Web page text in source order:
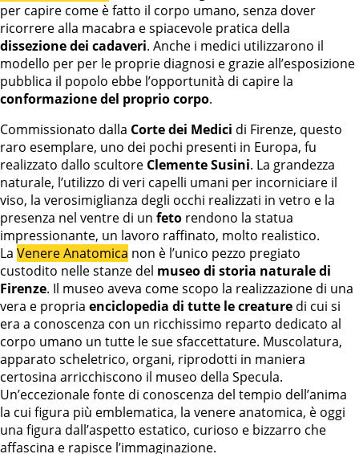
per capire come è fatto il corpo umano, senza dover
ricorrere alla macabra e spiacevole pratica della
dissezione dei cadaveri. Anche i medici utilizzarono il
modello per per le proprie diagnosi e grazie all’esposizione
pubblica il popolo ebbe l’opportunità di capire la
conformazione del proprio corpo.
Commissionato dalla Corte dei Medici di Firenze, questo
raro esemplare, uno dei pochi presenti in Europa, fu
realizzato dallo scultore Clemente Susini. La grandezza
naturale, l’utilizzo di veri capelli umani per incorniciare il
viso, la verosimiglianza degli occhi realizzati in vetro e la
presenza nel ventre di un feto rendono la statua
impressionante, un lavoro raffinato, molto realistico.
La Venere Anatomica non è l’unico pezzo pregiato
custodito nelle stanze del museo di storia naturale di
Firenze. Il museo aveva come scopo la realizzazione di una
vera e propria enciclopedia di tutte le creature di cui si
era a conoscenza con un ricchissimo reparto dedicato al
corpo umano un tutte le sue sfaccettature. Muscolatura,
apparato scheletrico, organi, riprodotti in maniera
certosina arricchiscono il museo della Specula.
Un’eccezionale fonte di conoscenza del tempio dell’anima
la cui figura più emblematica, la venere anatomica, è oggi
una figura dall’aspetto estatico, curioso e bizzarro che
affascina e rapisce l’immaginazione.